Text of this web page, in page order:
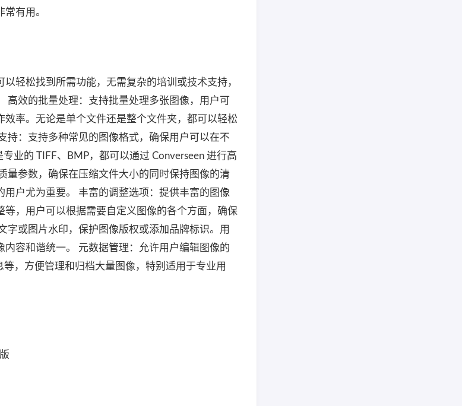
有用。
轻松找到所需功能，无需复杂的培训或技术支持，
效的批量处理：支持批量处理多张图像，用户可
率。无论是单个文件还是整个文件夹，都可以轻松
持：支持多种常见的图像格式，确保用户可以在不
业的 TIFF、BMP，都可以通过 Converseen 进行高
量参数，确保在压缩文件大小的同时保持图像的清
户尤为重要。 丰富的调整选项：提供丰富的图像
，用户可以根据需要自定义图像的各个方面，确保
字或图片水印，保护图像版权或添加品牌标识。用
容和谐统一。 元数据管理：允许用户编辑图像的
，方便管理和归档大量图像，特别适用于专业用